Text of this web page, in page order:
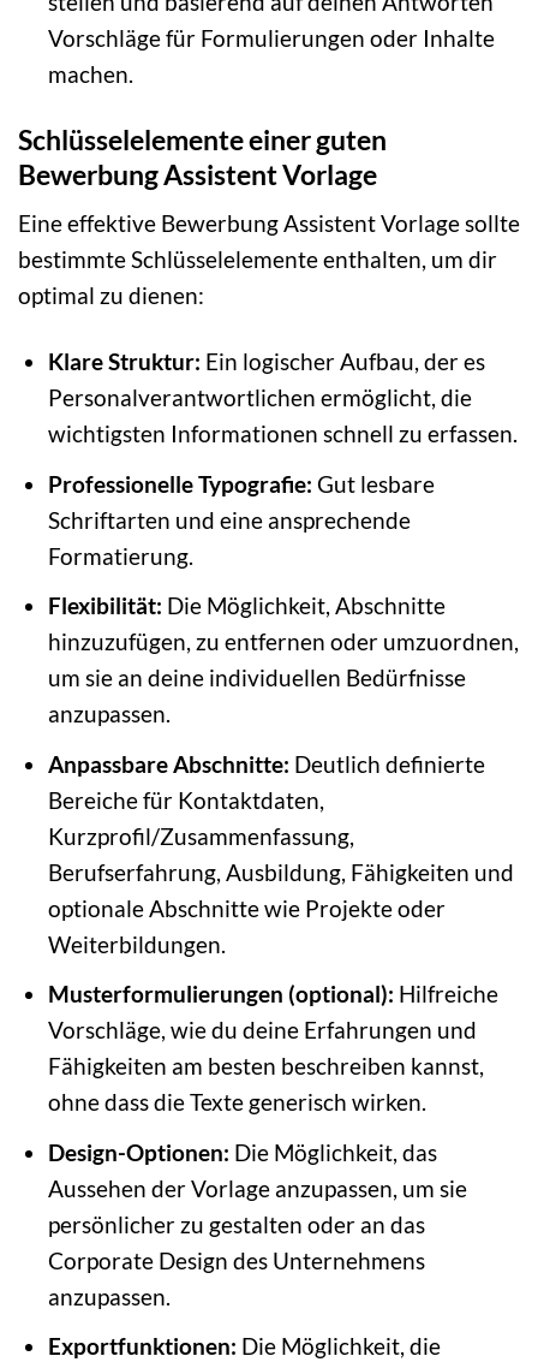
Vorschläge für Formulierungen oder Inhalte
machen.
Schlüsselelemente einer guten
Bewerbung Assistent Vorlage
Eine effektive Bewerbung Assistent Vorlage sollte
bestimmte Schlüsselelemente enthalten, um dir
optimal zu dienen:
Klare Struktur: Ein logischer Aufbau, der es
Personalverantwortlichen ermöglicht, die
wichtigsten Informationen schnell zu erfassen.
Professionelle Typografie: Gut lesbare
Schriftarten und eine ansprechende
Formatierung.
Flexibilität: Die Möglichkeit, Abschnitte
hinzuzufügen, zu entfernen oder umzuordnen,
um sie an deine individuellen Bedürfnisse
anzupassen.
Anpassbare Abschnitte: Deutlich definierte
Bereiche für Kontaktdaten,
Kurzprofil/Zusammenfassung,
Berufserfahrung, Ausbildung, Fähigkeiten und
optionale Abschnitte wie Projekte oder
Weiterbildungen.
Musterformulierungen (optional): Hilfreiche
Vorschläge, wie du deine Erfahrungen und
Fähigkeiten am besten beschreiben kannst,
ohne dass die Texte generisch wirken.
Design-Optionen: Die Möglichkeit, das
Aussehen der Vorlage anzupassen, um sie
persönlicher zu gestalten oder an das
Corporate Design des Unternehmens
anzupassen.
Exportfunktionen: Die Möglichkeit, die